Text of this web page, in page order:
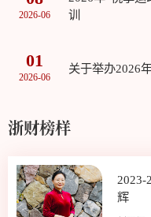
2026-06
训
01
2026-06
关于举办2026
浙财榜样
2023-
辉